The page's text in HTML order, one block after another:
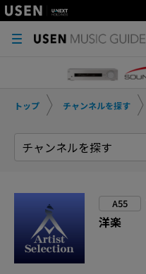
トップ チャンネルを探す
チャンネルを探す
A55
洋楽